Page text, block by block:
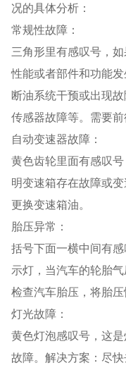
况的具体分析：
常规性故障：
三角形里有感叹号，
性能或者部件和功能
断油系统干预或出现
传感器故障等。需要
自动变速器故障：
黄色齿轮里面有感叹
明变速箱存在故障或
更换变速箱油。
胎压异常：
括号下面一横中间有
示灯，当汽车的轮胎
检查汽车胎压，将胎压
灯光故障：
黄色灯泡感叹号，这
故障。解决方案：尽